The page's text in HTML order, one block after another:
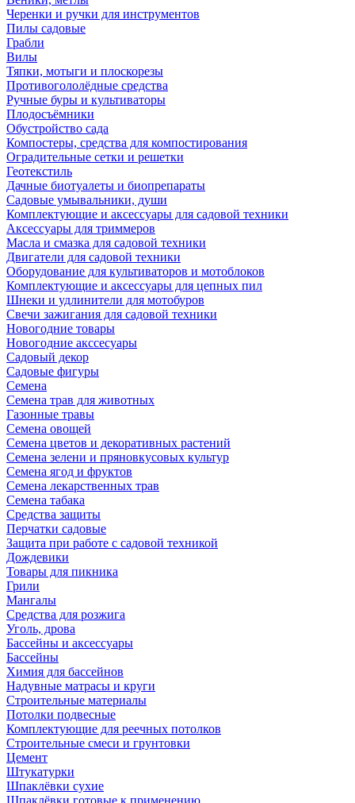
Черенки и ручки для инструментов
Пилы садовые
Грабли
Вилы
Тяпки, мотыги и плоскорезы
Противогололёдные средства
Ручные буры и культиваторы
Плодосъёмники
Обустройство сада
Компостеры, средства для компостирования
Оградительные сетки и решетки
Геотекстиль
Дачные биотуалеты и биопрепараты
Садовые умывальники, души
Комплектующие и аксессуары для садовой техники
Аксессуары для триммеров
Масла и смазка для садовой техники
Двигатели для садовой техники
Оборудование для культиваторов и мотоблоков
Комплектующие и аксессуары для цепных пил
Шнеки и удлинители для мотобуров
Свечи зажигания для садовой техники
Новогодние товары
Новогодние акссесуары
Садовый декор
Садовые фигуры
Семена
Семена трав для животных
Газонные травы
Семена овощей
Семена цветов и декоративных растений
Семена зелени и пряновкусовых культур
Семена ягод и фруктов
Семена лекарственных трав
Семена табака
Средства защиты
Перчатки садовые
Защита при работе с садовой техникой
Дождевики
Товары для пикника
Грили
Мангалы
Средства для розжига
Уголь, дрова
Бассейны и аксессуары
Бассейны
Химия для бассейнов
Надувные матрасы и круги
Строительные материалы
Потолки подвесные
Комплектующие для реечных потолков
Строительные смеси и грунтовки
Цемент
Штукатурки
Шпаклёвки сухие
Шпаклёвки готовые к применению